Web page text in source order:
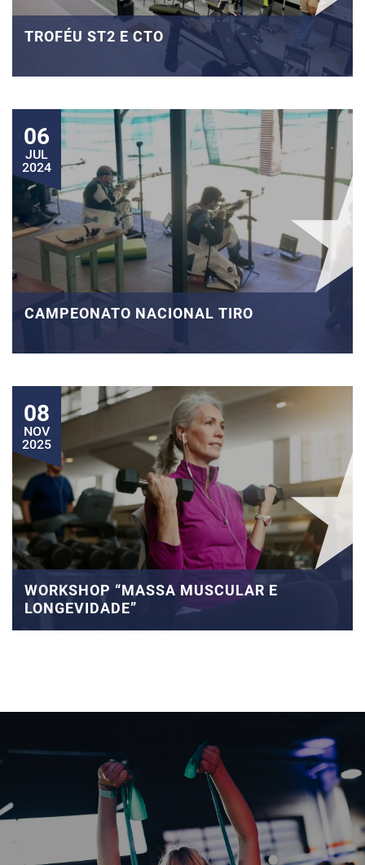
TROFÉU ST2 E CTO
06
JUL
2024
CAMPEONATO NACIONAL TIRO
08
NOV
2025
WORKSHOP “MASSA MUSCULAR E
LONGEVIDADE”